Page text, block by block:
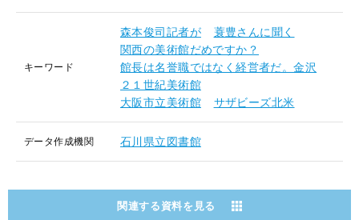
キーワード
森本俊司記者が
蓑豊さんに聞く
関西の美術館だめですか？
館長は名誉職ではなく経営者だ。金沢
２１世紀美術館
大阪市立美術館
サザビーズ北米
データ作成機関 石川県立図書館
関連する資料を見る